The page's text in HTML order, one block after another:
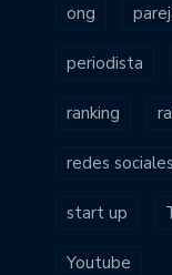
ong
periodista
ranking
redes sociales
start up
Youtube